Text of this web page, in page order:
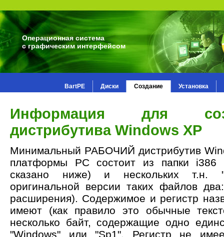
Операционная система
с графическим интерфейсом
BartPE Диски Создание Установка
Информация для
дистрибутива Windows XP
Минимальный РАБОЧИЙ дистрибутив
платформы PC состоит из папки
сказано ниже) и нескольких т.н.
оригинальной версии таких файлов
расширения). Содержимое и регистр
имеют (как правило это обычные
несколько байт, содержащие одно
"Windows" или "Sp1". Регистр не